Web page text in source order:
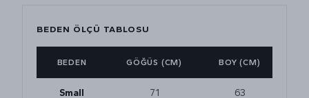
BEDEN ÖLÇÜ TABLOSU
BEDEN GÖĞÜS (CM) BOY (CM)
Small 71 63